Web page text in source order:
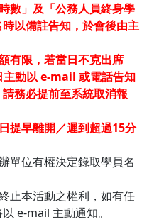
數」及「公務人員終身學
以備註告知，於會後由主
有限，若當日不克出席
主動以 e-mail 或電話告知
務必提前至系統取消報
提早離開／遲到超過15分
單位有權決定錄取學員名
止本活動之權利，如有任
e-mail 主動通知。